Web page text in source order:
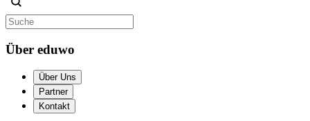
Über eduwo
Über Uns
Partner
Kontakt